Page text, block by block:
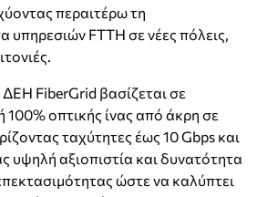
περαιτέρω τη
υπηρεσιών FTTH σε νέες πόλεις,
ΔΕΗ FiberGrid βασίζεται σε
100% οπτικής ίνας από άκρη σε
ταχύτητες έως 10 Gbps και
υψηλή αξιοπιστία και δυνατότητα
ώστε να καλύπτει